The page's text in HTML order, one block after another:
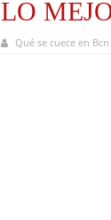
LO
Qué se cuece en Bcn